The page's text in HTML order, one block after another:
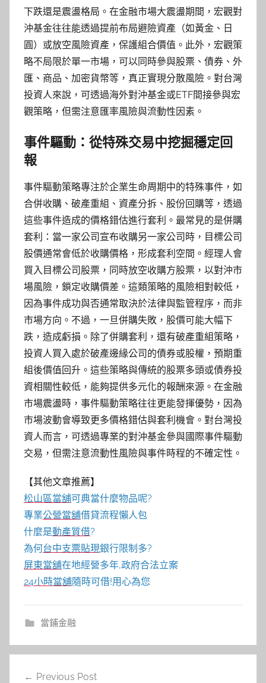
下跌還是震盪格局。在金融市場大震盪期間，宏觀對
沖基金往往能透過提前布局避險資產（如黃金、日
圓）或放空風險資產，保護組合價值。此外，宏觀策
略不局限於單一市場，可以同時參與股票、債券、外
匯、商品、加密貨幣等，真正實現分散風險。對台灣
投資人來說，可透過海外對沖基金或ETF間接參與宏
觀策略，但需注意匯率風險與流動性因素。
事件驅動：從特殊交易中挖掘穩定回
報
事件驅動策略專注於企業生命周期中的特殊事件，如
合併收購、破產重組、資產分拆、股份回購等，透過
這些事件造成的價格錯估進行套利。最常見的是併購
套利：當一家公司宣布收購另一家公司時，目標公司
股價通常會低於收購價格，形成套利空間。經理人會
買入目標公司股票，同時放空收購方股票，以對沖市
場風險，鎖定收購價差。這類策略的風險相對較低，
因為事件成功與否通常取決於法律與監管程序，而非
市場方向。不過，一旦併購失敗，股價可能大幅下
跌，造成虧損。除了併購套利，還有破產重組策略，
投資人買入處於破產邊緣公司的債券或股權，預期重
組後價值回升。這些策略與傳統的股票多頭或債券投
資相關性較低，能夠提供多元化的報酬來源。在金融
市場震盪時，事件驅動策略往往更能發揮優勢，因為
市場波動會導致更多價格錯估與套利機會。對台灣投
資人而言，可透過專業的對沖基金參與國際事件驅動
交易，但需注意流動性風險與事件時程的不確定性。
【其他文章推薦】
松山區當舖可典當什麼物品呢?
專業公營當舖借貸流程懶人包
什麼是動產質借?
為何台中支票貼現銀行限制多?
屏東當舖在地經營多年,政府合法立案
24小時當舖隨時可借!用心為您
當鋪金融
Previous Post